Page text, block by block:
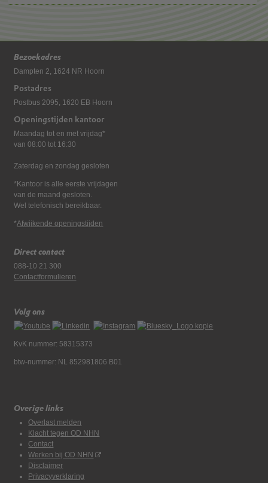
Bezoekadres
Dampten 2, 1624 NR Hoorn
Postadres
Postbus 2095, 1620 EB Hoorn
Openingstijden kantoor
Maandag tot en met vrijdag*
van 08:00 tot 16:30
Zaterdag en zondag gesloten
*Kantoor is alle eerste vrijdagen
van de maand gesloten.
Wel telefonisch bereikbaar.
*Afwijkende openingstijden
Direct contact
088-10 21 300
Contactformulieren
Volg ons
KvK nummer: 58315373
btw-nummer: NL 852981806 B01
Overige links
Overlast melden
Klacht tegen OD NHN
Contact
Werken bij OD NHN
Disclaimer
Privacyverklaring